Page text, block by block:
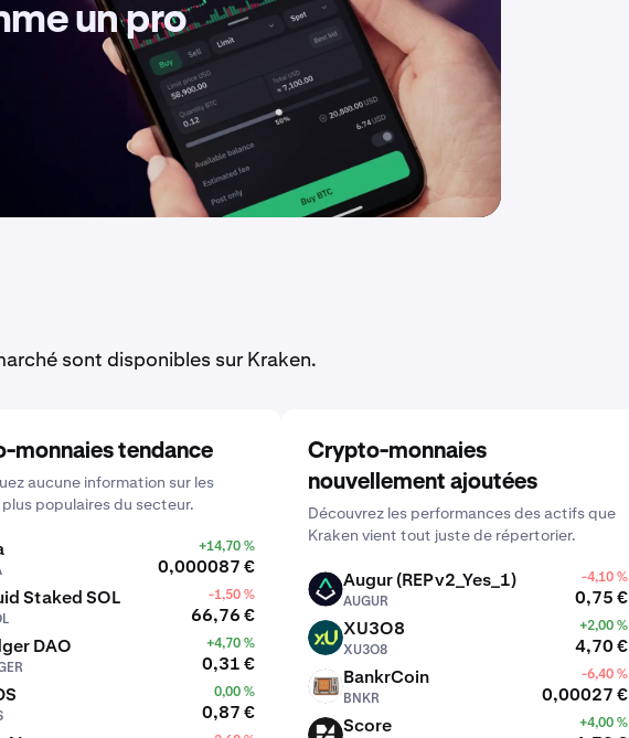
un pro
sont disponibles sur Kraken.
monnaies tendance
aucune information sur les
populaires du secteur.
+14,70 %
0,000087 €
Staked SOL -1,50 %
66,76 €
DAO +4,70 %
0,31 €
0,00 %
0,87 €
Crypto-monnaies
nouvellement ajoutées
Découvrez les performances des actifs que
Kraken vient tout juste de répertorier.
AUGUR Augur (REPv2_Yes_1)
AUGUR
-4,10 %
0,75 €
XU3O8 XU3O8
XU3O8
+2,00 %
4,70 €
BNKR BankrCoin
BNKR
-6,40 %
0,00027 €
SN44 Score +4,00 %